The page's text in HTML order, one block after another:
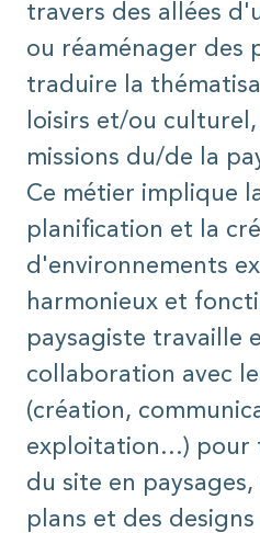
travers des allées
ou réaménager des
traduire la
loisirs et/ou
missions du/de la
Ce métier implique
planification et la
d'environnements
harmonieux et
paysagiste travaille
collaboration avec
(création,
exploitation...) pour
du site en
plans et des